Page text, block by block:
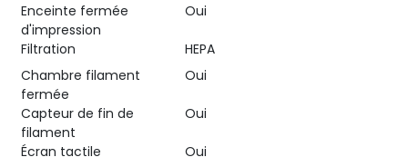
Enceinte fermée
d'impression
Oui
Filtration
HEPA
Chambre filament
fermée
Oui
Capteur de fin de
filament
Oui
Écran tactile
Oui